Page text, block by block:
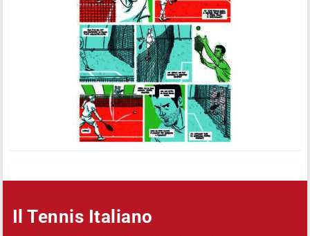
Il Tennis Italiano